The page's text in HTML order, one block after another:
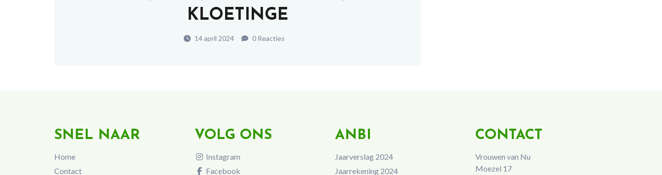
KLOETINGE
14 april 2024 0 Reacties
SNEL NAAR
Home
Contact
VOLG ONS
Instagram
Facebook
ANBI
Jaarverslag 2024
Jaarrekening 2024
CONTACT
Vrouwen van Nu
Moezel 17